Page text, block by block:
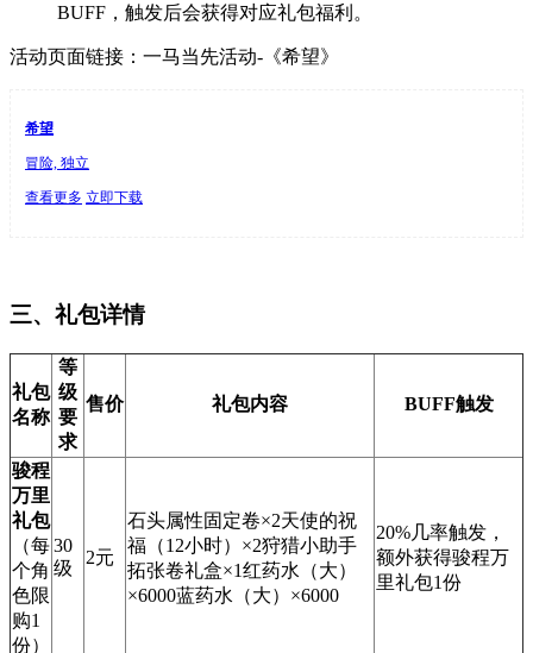
BUFF，触发后会获得对应礼包福利。
活动页面链接：一马当先活动-《希望》
希望
冒险, 独立
查看更多 立即下载
三、礼包详情
礼包
名称
等
级
要
求
售价 礼包内容 BUFF触发
骏程
万里
礼包
（每
个角
色限
购1
份）
30
级
2元
石头属性固定卷×2天使的祝
福（12小时）×2狩猎小助手
拓张卷礼盒×1红药水（大）
×6000蓝药水（大）×6000
20%几率触发，
额外获得骏程万
里礼包1份